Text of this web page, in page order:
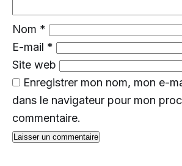
Nom *
E-mail *
Site web
Enregistrer mon nom, mon e-
dans le navigateur pour mon
commentaire.